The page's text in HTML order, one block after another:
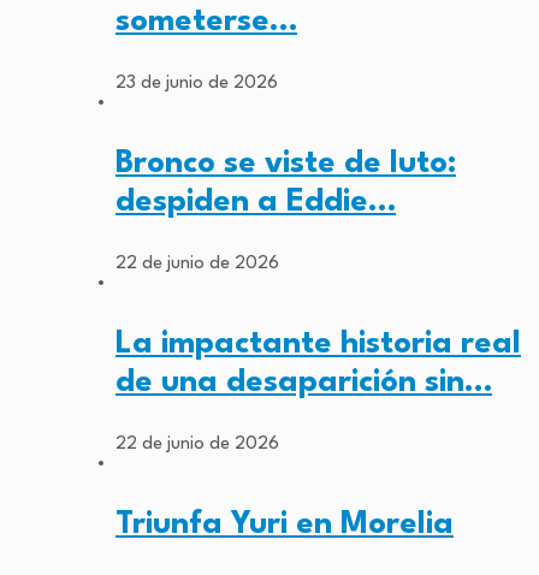
someterse…
23 de junio de 2026
Bronco se viste de luto:
despiden a Eddie…
22 de junio de 2026
La impactante historia real
de una desaparición sin…
22 de junio de 2026
Triunfa Yuri en Morelia